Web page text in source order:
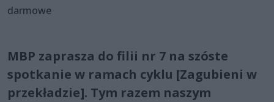
darmowe
MBP zaprasza do filii nr 7 na szóste
spotkanie w ramach cyklu [Zagubieni w
przekładzie]. Tym razem naszym